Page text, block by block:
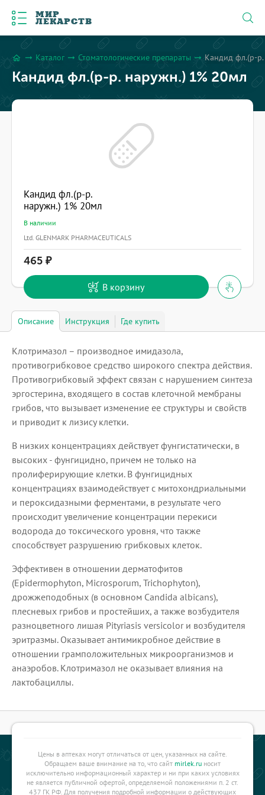
МИР
ЛЕКАРСТВ
home arrow_right_alt Каталог arrow_right_alt Стоматологические препараты arrow_right_alt Кандид фл.(р-
Кандид фл.(р-р. наружн.) 1% 20мл
Кандид фл.(р-р.
наружн.) 1% 20мл
В наличии
Ltd. GLENMARK PHARMACEUTICALS
465
В корзину
Описание Инструкция Где купить
Клотримазол – производное имидазола,
противогрибковое средство широкого спектра действия.
Противогрибковый эффект связан с нарушением синтеза
эргостерина, входящего в состав клеточной мембраны
грибов, что вызывает изменение ее структуры и свойств
и приводит к лизису клетки.
В низких концентрациях действует фунгистатически, в
высоких - фунгицидно, причем не только на
пролиферирующие клетки. В фунгицидных
концентрациях взаимодействует с митохондриальными
и пероксидазными ферментами, в результате чего
происходит увеличение концентрации перекиси
водорода до токсического уровня, что также
способствует разрушению грибковых клеток.
Эффективен в отношении дерматофитов
(Epidermophyton, Microsporum, Trichophyton),
дрожжеподобных (в основном Candida albicans),
плесневых грибов и простейших, а также возбудителя
разноцветного лишая Pityriasis versicolor и возбудителя
эритразмы. Оказывает антимикробное действие в
отношении грамположительных микроорганизмов и
анаэробов. Клотримазол не оказывает влияния на
лактобациллы.
Цены в аптеках могут отличаться от цен, указанных на сайте.
Обращаем ваше внимание на то, что сайт mirlek.ru носит
исключительно информационный характер и ни при каких условиях
не является публичной офертой, определяемой положениями п. 2 ст.
437 ГК РФ. Для получения подробной информации о действующих